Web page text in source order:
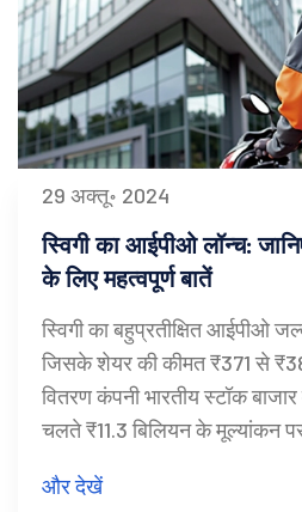
29 अक्तू॰ 2024
स्विगी का आईपीओ लॉन्च:
के लिए महत्वपूर्ण बातें
स्विगी का बहुप्रतीक्षित आईपीओ
जिसके शेयर की कीमत ₹371 से
वितरण कंपनी भारतीय स्टॉक
चलते ₹11.3 बिलियन के मूल्यांकन पर
घटाया गया है। इसका उद्देश्य $1
और देखें